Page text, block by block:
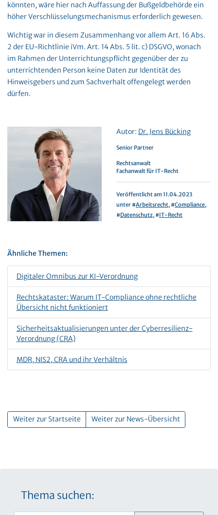
könnten, wäre hier nach Auffassung der Bußgeldbehörde ein
höher Verschlüsselungsmechanismus erforderlich gewesen.
Wichtig war in diesem Zusammenhang vor allem Art. 16 Abs.
2 der EU-Richtlinie iVm. Art. 14 Abs. 5 lit. c) DSGVO, wonach
im Rahmen der Unterrichtungspflicht gegenüber der zu
unterrichtenden Person keine Daten zur Identität des
Hinweisgebers und zum Sachverhalt offengelegt werden
dürfen.
Autor: Dr. Jens Bücking
Senior Partner
Rechtsanwalt
Fachanwalt für IT-Recht
Veröffentlicht am 11.04.2023
unter #Arbeitsrecht, #Compliance,
#Datenschutz, #IT-Recht
Ähnliche Themen:
Digitaler Omnibus zur KI-Verordnung
Rechtskataster: Warum IT-Compliance ohne rechtliche
Übersicht nicht funktioniert
Sicherheitsaktualisierungen unter der Cyberresilienz-
Verordnung (CRA)
MDR, NIS2, CRA und ihr Verhältnis
Weiter zur Startseite Weiter zur News-Übersicht
Thema suchen: